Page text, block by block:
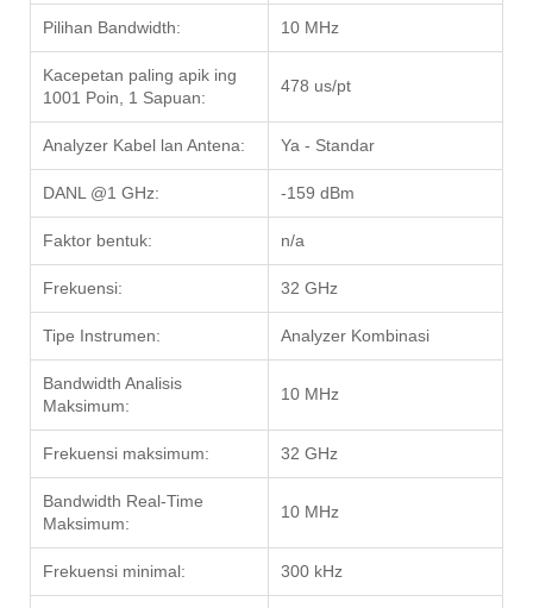
Pilihan Bandwidth: 10 MHz
Kacepetan paling apik ing
1001 Poin, 1 Sapuan:
478 us/pt
Analyzer Kabel lan Antena: Ya - Standar
DANL @1 GHz: -159 dBm
Faktor bentuk: n/a
Frekuensi: 32 GHz
Tipe Instrumen: Analyzer Kombinasi
Bandwidth Analisis
Maksimum:
10 MHz
Frekuensi maksimum: 32 GHz
Bandwidth Real-Time
Maksimum:
10 MHz
Frekuensi minimal: 300 kHz